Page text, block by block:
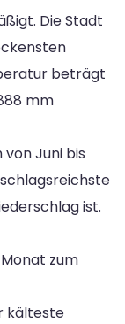
Die Stadt
beträgt
mm
Juni bis
ist.
zum
kälteste